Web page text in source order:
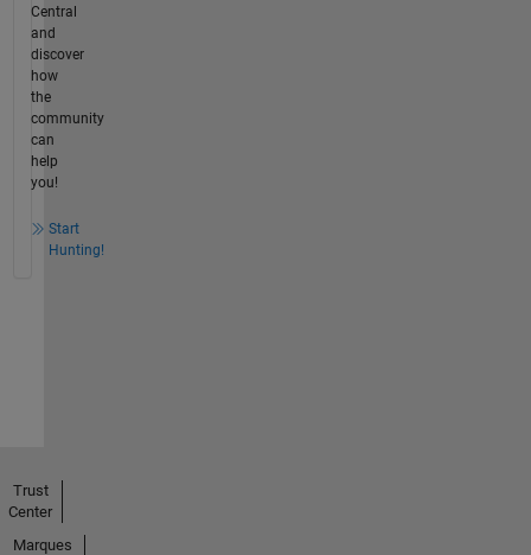
Central
and
discover
how
the
community
can
help
you!
Start
Hunting!
Trust
Center
Marques